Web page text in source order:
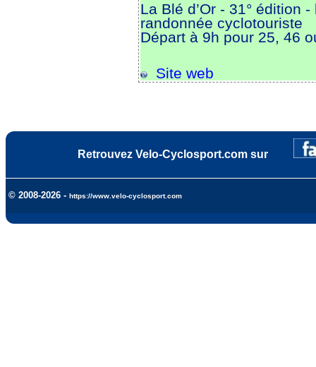
La Blé d’Or - 31° édition
randonnée cyclotouriste
Départ à 9h pour 25, 46
Site web
Retrouvez Velo-Cyclosport.com sur
© 2008-2026 - https://www.velo-cyclosport.com